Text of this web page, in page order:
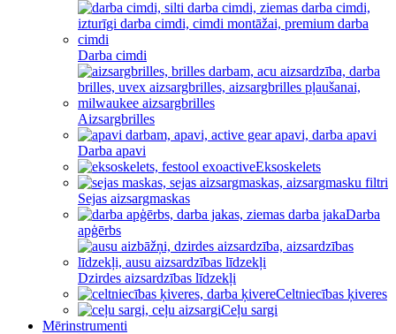
Darba cimdi
Aizsargbrilles
Darba apavi
Eksoskelets
Sejas aizsargmaskas
Darba
apģērbs
Dzirdes aizsardzības līdzekļi
Celtniecības ķiveres
Ceļu sargi
Mērinstrumenti